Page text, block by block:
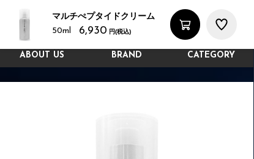
ABOUT US BRAND CATEGORY
マルチぺプタイドクリーム
50ml 6,930 円(税込)